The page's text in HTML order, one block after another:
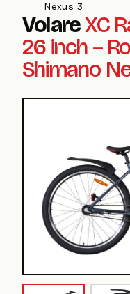
Nexus 3
VolareXC
26 inch –
Shimano